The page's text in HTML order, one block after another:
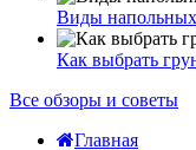
Виды напольных
Как выбрать
Все обзоры и советы
Главная